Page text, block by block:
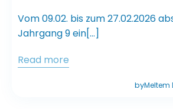
Vom 09.02. bis zum 27.02.2026
Jahrgang 9 ein[…]
Read more
byMeltem